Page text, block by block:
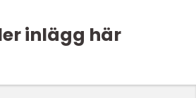
inlägg här